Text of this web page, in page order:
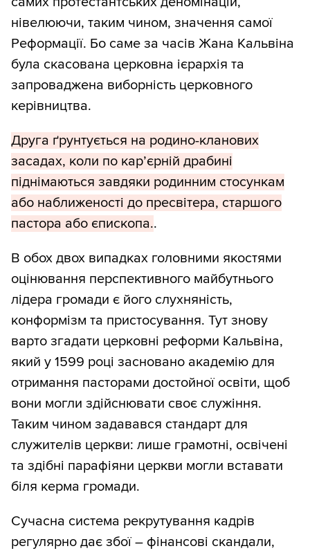
нівелюючи, таким чином, значення самої
Реформації. Бо саме за часів Жана Кальвіна
була скасована церковна ієрархія та
запроваджена виборність церковного
керівництва.
Друга ґрунтується на родино-кланових
засадах, коли по кар’єрній драбині
піднімаються завдяки родинним стосункам
або наближеності до пресвітера, старшого
пастора або єпископа..
В обох двох випадках головними якостями
оцінювання перспективного майбутнього
лідера громади є його слухняність,
конформізм та пристосування. Тут знову
варто згадати церковні реформи Кальвіна,
який у 1599 році засновано академію для
отримання пасторами достойної освіти, щоб
вони могли здійснювати своє служіння.
Таким чином задавався стандарт для
служителів церкви: лише грамотні, освічені
та здібні парафіяни церкви могли вставати
біля керма громади.
Сучасна система рекрутування кадрів
регулярно дає збої – фінансові скандали,